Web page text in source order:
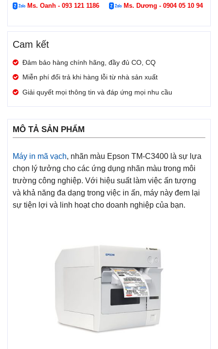
Ms. Oanh - 093 121 1186 Ms. Dương - 0904 05 10 94
Cam kết
Đảm bảo hàng chính hãng, đầy đủ CO, CQ
Miễn phí đổi trả khi hàng lỗi từ nhà sản xuất
Giải quyết mọi thông tin và đáp ứng mọi nhu cầu
MÔ TẢ SẢN PHẨM
Máy in mã vạch, nhãn màu Epson TM-C3400 là sự lựa
chọn lý tưởng cho các ứng dụng nhãn màu trong môi
trường công nghiệp. Với hiệu suất làm việc ấn tượng
và khả năng đa dạng trong việc in ấn, máy này đem lại
sự tiện lợi và linh hoạt cho doanh nghiệp của bạn.